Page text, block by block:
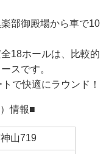
部御殿場から車で10
18ホールは、比較的
スです。
で快適にラウンド！
情報■
山719